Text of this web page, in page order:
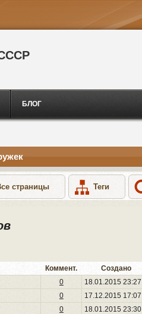
БЛОГ
страницы Теги
Коммент. Создано
0 18.01.2015 23:27
0 17.12.2015 17:07
0 18.01.2015 23:30